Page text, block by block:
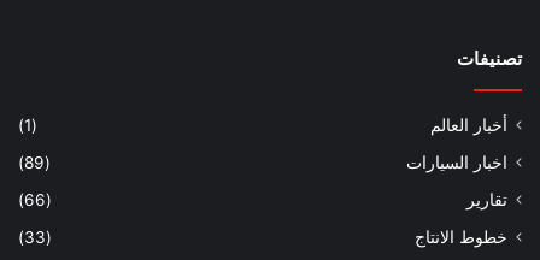
تصنيفات
أخبار العالم
(1)
اخبار السيارات
(89)
تقارير
(66)
خطوط الانتاج
(33)